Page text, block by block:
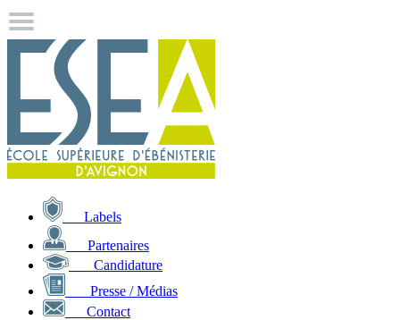
Labels
Partenaires
Candidature
Presse / Médias
Contact